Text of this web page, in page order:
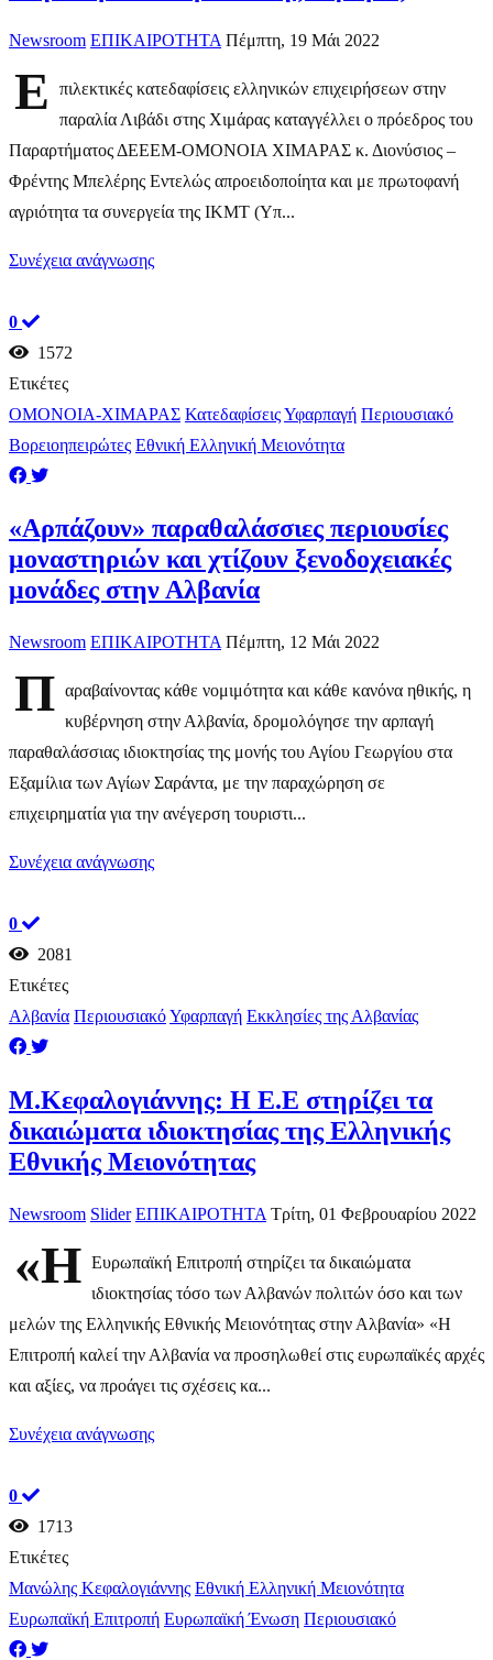
Newsroom ΕΠΙΚΑΙΡΟΤΗΤΑ Πέμπτη, 19 Μάι 2022
Ε
πιλεκτικές κατεδαφίσεις ελληνικών επιχειρήσεων στην
παραλία Λιβάδι στης Χιμάρας καταγγέλλει ο πρόεδρος του
Παραρτήματος ΔΕΕΕΜ-ΟΜΟΝΟΙΑ ΧΙΜΑΡΑΣ κ. Διονύσιος –
Φρέντης Μπελέρης Εντελώς απροειδοποίητα και με πρωτοφανή
αγριότητα τα συνεργεία της ΙΚΜΤ (Υπ...
Συνέχεια ανάγνωσης
0
1572
Ετικέτες
ΟΜΟΝΟΙΑ-ΧΙΜΑΡΑΣ ΚατεδαφίσειςΥφαρπαγή Περιουσιακό
Βορειοηπειρώτες Εθνική Ελληνική Μειονότητα
«Αρπάζουν» παραθαλάσσιες περιουσίες
μοναστηριών και χτίζουν ξενοδοχειακές
μονάδες στην Αλβανία
Newsroom ΕΠΙΚΑΙΡΟΤΗΤΑ Πέμπτη, 12 Μάι 2022
Π αραβαίνοντας κάθε νομιμότητα και κάθε κανόνα ηθικής, η
κυβέρνηση στην Αλβανία, δρομολόγησε την αρπαγή
παραθαλάσσιας ιδιοκτησίας της μονής του Αγίου Γεωργίου στα
Εξαμίλια των Αγίων Σαράντα, με την παραχώρηση σε
επιχειρηματία για την ανέγερση τουριστι...
Συνέχεια ανάγνωσης
0
2081
Ετικέτες
Αλβανία ΠεριουσιακόΥφαρπαγή Εκκλησίες της Αλβανίας
M.Κεφαλογιάννης: Η Ε.Ε στηρίζει τα
δικαιώματα ιδιοκτησίας της Ελληνικής
Εθνικής Μειονότητας
Newsroom Slider ΕΠΙΚΑΙΡΟΤΗΤΑ Τρίτη, 01 Φεβρουαρίου 2022
«Η Ευρωπαϊκή Επιτροπή στηρίζει τα δικαιώματα
ιδιοκτησίας τόσο των Αλβανών πολιτών όσο και των
μελών της Ελληνικής Εθνικής Μειονότητας στην Αλβανία» «Η
Επιτροπή καλεί την Αλβανία να προσηλωθεί στις ευρωπαϊκές αρχές
και αξίες, να προάγει τις σχέσεις κα...
Συνέχεια ανάγνωσης
0
1713
Ετικέτες
Μανώλης Κεφαλογιάννης Εθνική Ελληνική Μειονότητα
Ευρωπαϊκή Επιτροπή Ευρωπαϊκή Ένωση Περιουσιακό